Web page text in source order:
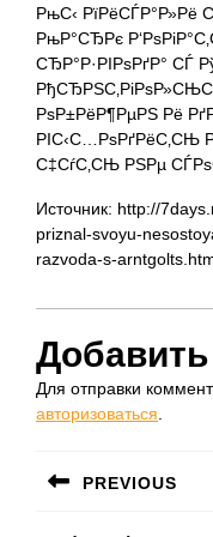
РњС‹ РїРёСЃР°Р»Рё
РњР°СЂРє
СЂР°Р·РІРѕРґР° СЃ
РѕР±РёР¶РµРЅ Рё
РІС‹С…РѕРґРёС‚СЊ
С‡СѓС‚СЊ РЅРµ
Источник: http://
priznal-svoyu-
razvoda-s-
Для отправки
авторизоваться
по
PREVIOUS